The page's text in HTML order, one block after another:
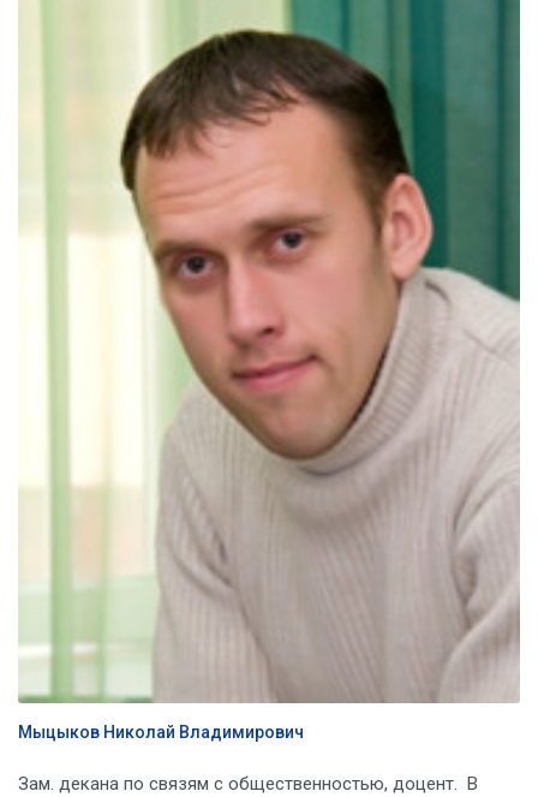
Мыцыков Николай Владимирович
Зам. декана по связям с общественностью, доцент. В